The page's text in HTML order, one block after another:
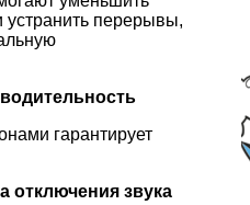
перерывы,
гарантирует
отключения звука